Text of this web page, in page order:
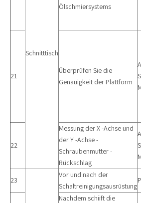
Schnitttisch
Ölschmiersystems
21
Überprüfen Sie die
Genauigkeit der Plattform
22
Messung der X -Achse und
der Y -Achse -
Schraubenmutter -
Rückschlag
23
Vor und nach der
Schaltreinigungsausrüstung
Nachdem schiift die